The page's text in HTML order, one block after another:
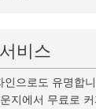
비스
으로도 유명합
지에서 무료로